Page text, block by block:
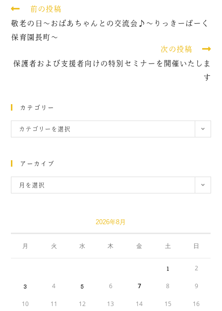
前の投稿
敬老の日～おばあちゃんとの交流会♪～りっきーぱーく
保育園長町～
次の投稿
保護者および支援者向けの特別セミナーを開催いたしま
す
カテゴリー
カテゴリーを選択
アーカイブ
月を選択
2026年8月
月 火 水 木 金 土 日
1 2
3 4 5 6 7 8 9
10 11 12 13 14 15 16